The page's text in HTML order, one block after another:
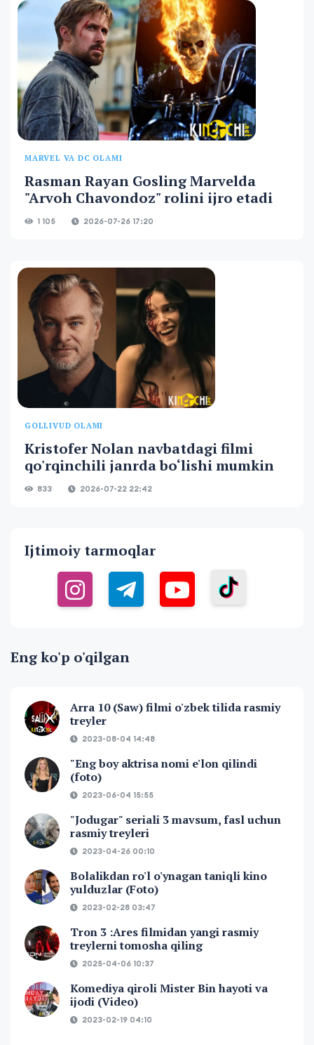
MARVEL VA DC OLAMI
Rasman Rayan Gosling Marvelda
"Arvoh Chavondoz" rolini ijro etadi
1 105 2026-07-26 17:20
GOLLIVUD OLAMI
Kristofer Nolan navbatdagi filmi
qo'rqinchili janrda bo‘lishi mumkin
833 2026-07-22 22:42
Ijtimoiy tarmoqlar
Eng ko'p o'qilgan
Arra 10 (Saw) filmi o'zbek tilida rasmiy
treyler
2023-08-04 14:48
"Eng boy aktrisa nomi e'lon qilindi
(foto)
2023-06-04 15:55
"Jodugar" seriali 3 mavsum, fasl uchun
rasmiy treyleri
2023-04-26 00:10
Bolalikdan ro'l o'ynagan taniqli kino
yulduzlar (Foto)
2023-02-28 03:47
Tron 3 :Ares filmidan yangi rasmiy
treylerni tomosha qiling
2025-04-06 10:37
Komediya qiroli Mister Bin hayoti va
ijodi (Video)
2023-02-19 04:10